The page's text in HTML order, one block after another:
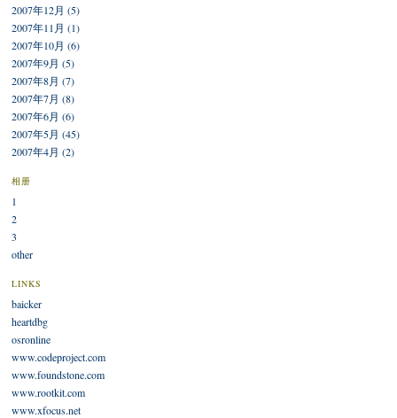
2007年12月 (5)
2007年11月 (1)
2007年10月 (6)
2007年9月 (5)
2007年8月 (7)
2007年7月 (8)
2007年6月 (6)
2007年5月 (45)
2007年4月 (2)
相册
1
2
3
other
LINKS
baicker
heartdbg
osronline
www.codeproject.com
www.foundstone.com
www.rootkit.com
www.xfocus.net